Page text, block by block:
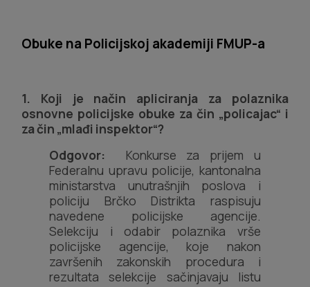
Obuke na Policijskoj akademiji FMUP-a
1. Koji je način apliciranja za polaznika
osnovne policijske obuke za čin „policajac“ i
za čin „mlađi inspektor“?
Odgovor: Konkurse za prijem u
Federalnu upravu policije, kantonalna
ministarstva unutrašnjih poslova i
policiju Brčko Distrikta raspisuju
navedene policijske agencije.
Selekciju i odabir polaznika vrše
policijske agencije, koje nakon
završenih zakonskih procedura i
rezultata selekcije sačinjavaju listu